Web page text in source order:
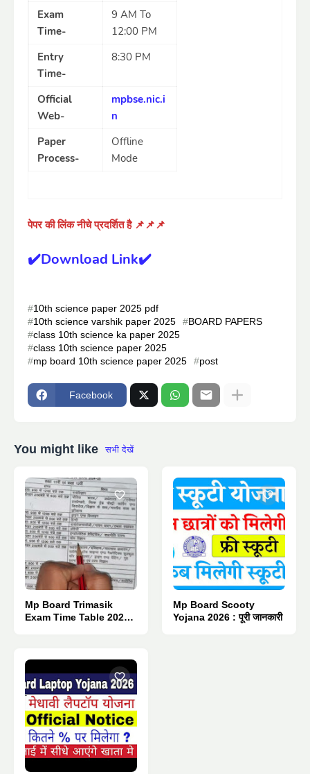
Exam
Time-
9 AM To
12:00 PM
Entry
Time-
8:30 PM
Official
Web-
mpbse.nic.i
n
Paper
Process-
Offline
Mode
पेपर की लिंक नीचे प्रदर्शित है 📌📌📌
✔️Download Link✔️
10th science paper 2025 pdf
10th science varshik paper 2025
BOARD PAPERS
class 10th science ka paper 2025
class 10th science paper 2025
mp board 10th science paper 2025
post
Facebook
You might like सभी देखें
Mp Board Trimasik
Exam Time Table 2026 :
Mp Board Scooty
Yojana 2026 : पूरी जानकारी